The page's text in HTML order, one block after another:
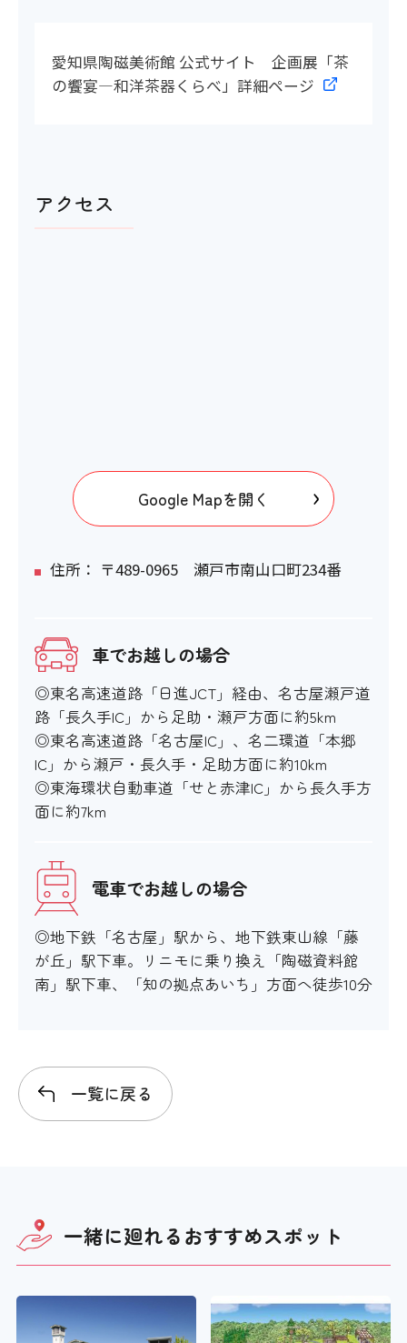
愛知県陶磁美術館 公式サイト 企画展「茶
の饗宴―和洋茶器くらべ」詳細ページ
アクセス
Google Mapを開く
住所： 〒489-0965 瀬戸市南山口町234番
車でお越しの場合
◎東名高速道路「日進JCT」経由、名古屋瀬戸道
路「長久手IC」から足助・瀬戸方面に約5km
◎東名高速道路「名古屋IC」、名二環道「本郷
IC」から瀬戸・長久手・足助方面に約10km
◎東海環状自動車道「せと赤津IC」から長久手方
面に約7km
電車でお越しの場合
◎地下鉄「名古屋」駅から、地下鉄東山線「藤
が丘」駅下車。リニモに乗り換え「陶磁資料館
南」駅下車、「知の拠点あいち」方面へ徒歩10分
一覧に戻る
一緒に廻れるおすすめスポット